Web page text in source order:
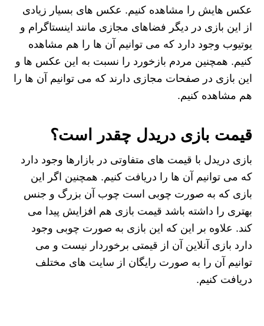
عکس هایش را مشاهده کنیم. عکس های بسیار زیادی
از این بازی در دیگر فضاهای مجازی مانند اینستاگرام و
یوتیوب وجود دارد که می توانیم آن ها را هم مشاهده
کنیم. همچنین مردم بازخورد را نسبت به این عکس ها و
این بازی در صفحات مجازی دارند که می‌ توانیم آن ها را
هم مشاهده کنیم.
قیمت بازی دریدل چقدر است؟
بازی دریدل با قیمت‌ های متفاوتی در بازارها وجود دارد
که می توانیم آن ها را دریافت کنیم. همچنین اگر این
بازی که به صورت چوبی است چوب آن بزرگ و جنس
بهتری را داشته باشد قیمت بازی هم افزایش پیدا می
کند. علاوه بر این که این بازی به صورت چوبی وجود
دارد بازی آنلاین آن از قیمتی برخوردار نیست و می
توانیم آن را به صورت رایگان از سایت های مختلف
دریافت کنیم.